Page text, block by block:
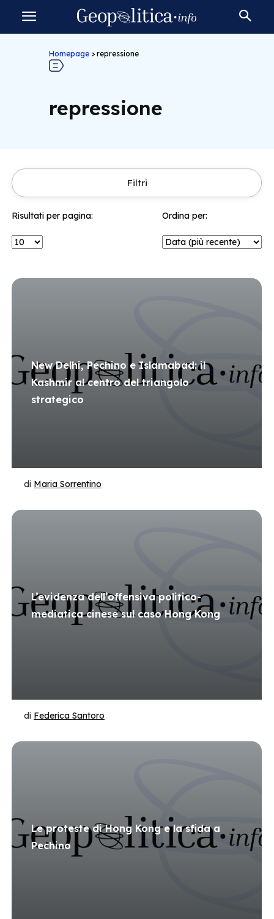
Homepage > repressione
repressione
Filtri
Risultati per pagina: Ordina per:
New Delhi, Pechino e Islamabad: il
Kashmir al centro del triangolo
strategico
di Maria Sorrentino
L’evidenza dell’offensiva politico-
mediatica cinese sul caso Hong Kong
di Federica Santoro
Le proteste di Hong Kong e la sfida a
Pechino